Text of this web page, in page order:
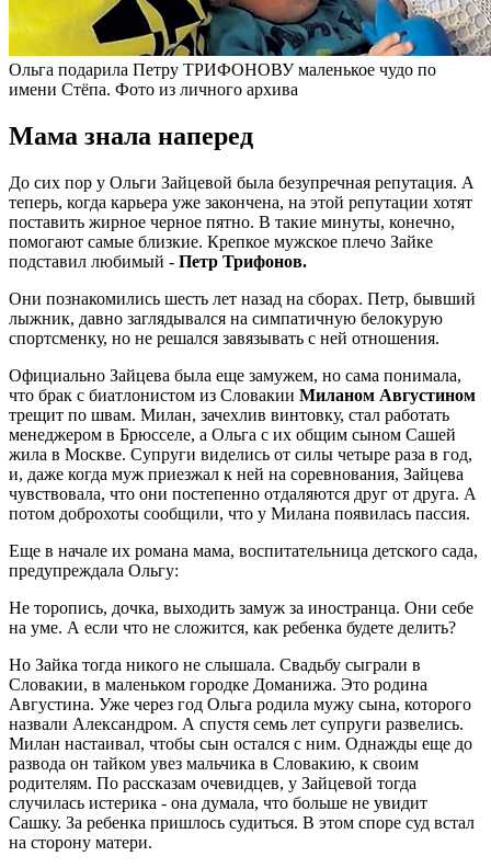
Ольга подарила Петру ТРИФОНОВУ маленькое чудо по
имени Стёпа. Фото из личного архива
Мама знала наперед
До сих пор у Ольги Зайцевой была безупречная репутация. А
теперь, когда карьера уже закончена, на этой репутации хотят
поставить жирное черное пятно. В такие минуты, конечно,
помогают самые близкие. Крепкое мужское плечо Зайке
подставил любимый - Петр Трифонов.
Они познакомились шесть лет назад на сборах. Петр, бывший
лыжник, давно заглядывался на симпатичную белокурую
спортсменку, но не решался завязывать с ней отношения.
Официально Зайцева была еще замужем, но сама понимала,
что брак с биатлонистом из Словакии Миланом Августином
трещит по швам. Милан, зачехлив винтовку, стал работать
менеджером в Брюсселе, а Ольга с их общим сыном Сашей
жила в Москве. Супруги виделись от силы четыре раза в год,
и, даже когда муж приезжал к ней на соревнования, Зайцева
чувствовала, что они постепенно отдаляются друг от друга. А
потом доброхоты сообщили, что у Милана появилась пассия.
Еще в начале их романа мама, воспитательница детского сада,
предупреждала Ольгу:
Не торопись, дочка, выходить замуж за иностранца. Они себе
на уме. А если что не сложится, как ребенка будете делить?
Но Зайка тогда никого не слышала. Свадьбу сыграли в
Словакии, в маленьком городке Доманижа. Это родина
Августина. Уже через год Ольга родила мужу сына, которого
назвали Александром. А спустя семь лет супруги развелись.
Милан настаивал, чтобы сын остался с ним. Однажды еще до
развода он тайком увез мальчика в Словакию, к своим
родителям. По рассказам очевидцев, у Зайцевой тогда
случилась истерика - она думала, что больше не увидит
Сашку. За ребенка пришлось судиться. В этом споре суд встал
на сторону матери.